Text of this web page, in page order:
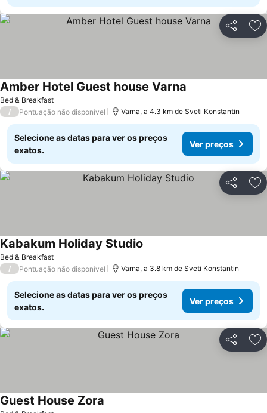
Partilhar
Bed & Breakfast
Amber Hotel Guest house Varna
/ Pontuação não disponível Varna, a 4.3 km de Sveti Konstantin
Selecione as datas para ver os preços
exatos.
Ver preços
Partilhar
Bed & Breakfast
Kabakum Holiday Studio
/ Pontuação não disponível Varna, a 3.8 km de Sveti Konstantin
Selecione as datas para ver os preços
exatos.
Ver preços
Partilhar
Guest House Zora